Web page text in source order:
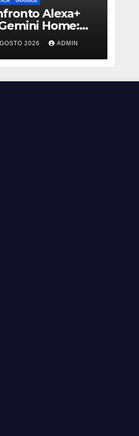
Alexa+
Home:
è l’assistente
| Video
2026 ADMIN